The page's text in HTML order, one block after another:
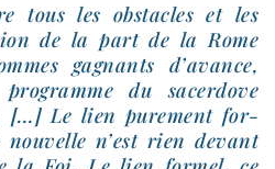
tous les obs­tacles et les
de la part de la Rome
gagnants d’a­vance,
du sacer­dove
[…] Le lien pure­ment for­
nou­velle n’est rien devant